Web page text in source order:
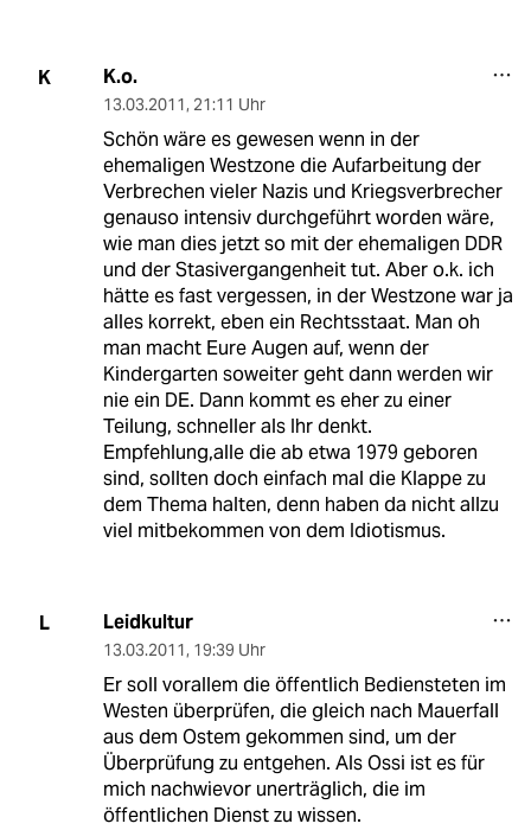
K K.o.
13.03.2011, 21:11 Uhr
Schön wäre es gewesen wenn in der
ehemaligen Westzone die Aufarbeitung der
Verbrechen vieler Nazis und Kriegsverbrecher
genauso intensiv durchgeführt worden wäre,
wie man dies jetzt so mit der ehemaligen DDR
und der Stasivergangenheit tut. Aber o.k. ich
hätte es fast vergessen, in der Westzone war ja
alles korrekt, eben ein Rechtsstaat. Man oh
man macht Eure Augen auf, wenn der
Kindergarten soweiter geht dann werden wir
nie ein DE. Dann kommt es eher zu einer
Teilung, schneller als Ihr denkt.
Empfehlung,alle die ab etwa 1979 geboren
sind, sollten doch einfach mal die Klappe zu
dem Thema halten, denn haben da nicht allzu
viel mitbekommen von dem Idiotismus.
L Leidkultur
13.03.2011, 19:39 Uhr
Er soll vorallem die öffentlich Bediensteten im
Westen überprüfen, die gleich nach Mauerfall
aus dem Ostem gekommen sind, um der
Überprüfung zu entgehen. Als Ossi ist es für
mich nachwievor unerträglich, die im
öffentlichen Dienst zu wissen.